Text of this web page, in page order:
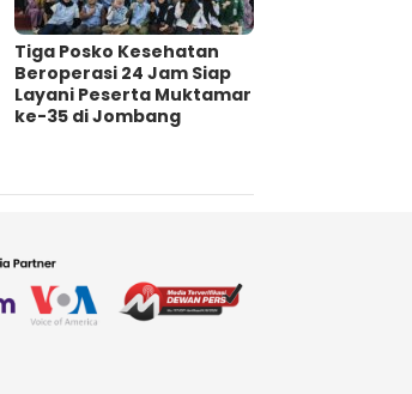
Tiga Posko Kesehatan
Beroperasi 24 Jam Siap
Layani Peserta Muktamar
ke-35 di Jombang